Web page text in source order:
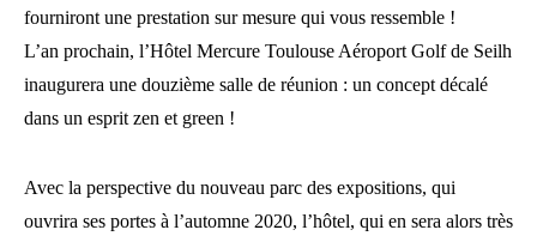
fourniront une prestation sur mesure qui vous ressemble !
L’an prochain, l’Hôtel Mercure Toulouse Aéroport Golf de Seilh
inaugurera une douzième salle de réunion : un concept décalé
dans un esprit zen et green !
Avec la perspective du nouveau parc des expositions, qui
ouvrira ses portes à l’automne 2020, l’hôtel, qui en sera alors très